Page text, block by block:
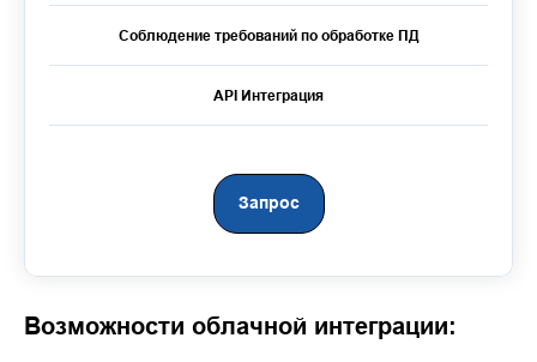
Соблюдение требований по обработке ПД
API Интеграция
Запрос
Возможности облачной интеграции: